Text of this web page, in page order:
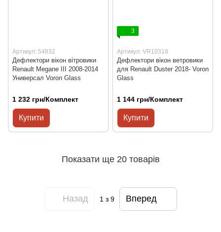
Артикул: 54832
Дефлектори вікон вітровики
Renault Megane III 2008-2014
Универсал Voron Glass
1 232 грн/Комплект
Купити
3
Артикул: VR10318
Дефлектори вікон ветровики
для Renault Duster 2018- Voron
Glass
1 144 грн/Комплект
Купити
Показати ще 20 товарів
Назад 1 з 9 Вперед